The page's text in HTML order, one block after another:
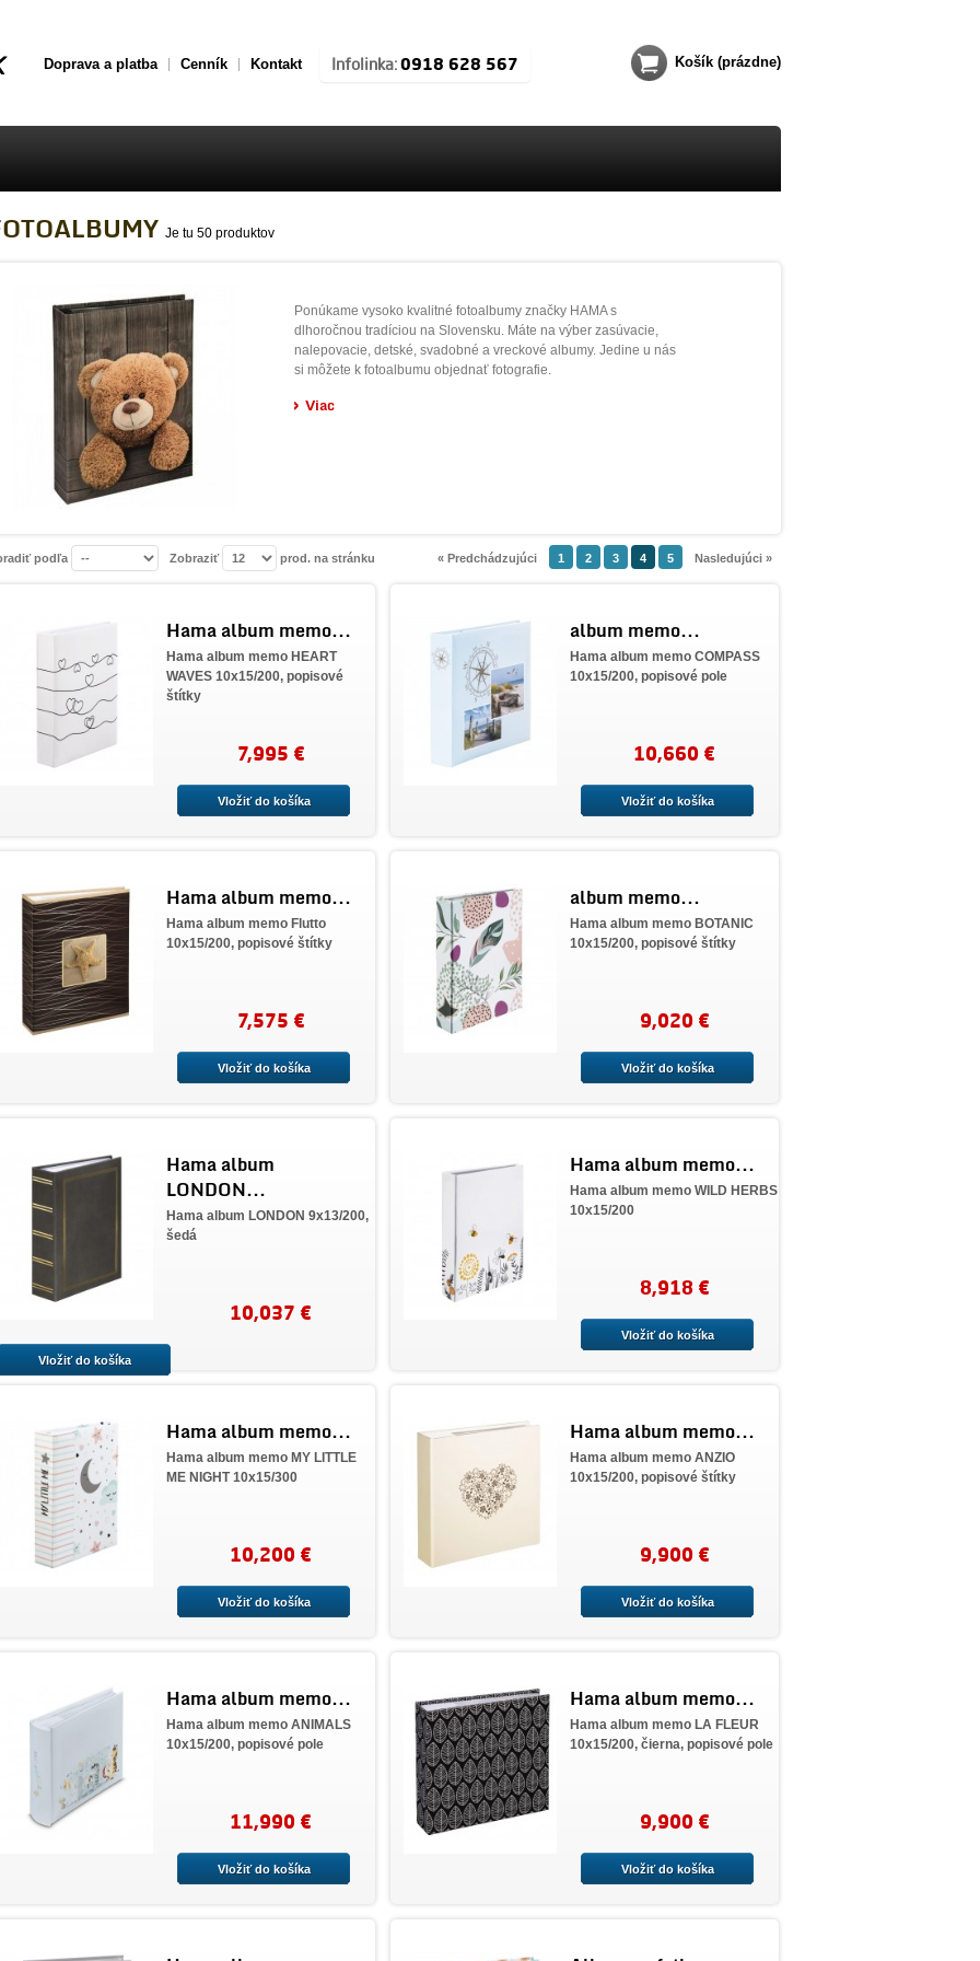
Doprava a platba Cenník Kontakt Infolinka:0918 628 567 Košík (prázdne)
Je tu 50 produktov
Ponúkame vysoko kvalitné fotoalbumy značky HAMA s
dlhoročnou tradíciou na Slovensku. Máte na výber zasúvacie,
nalepovacie, detské, svadobné a vreckové albumy. Jedine u nás
si môžete k fotoalbumu objednať fotografie.
Viac
« Predchádzujúci 1 2 3 4 5 Nasledujúci »
podľa Zobraziť prod. na stránku
Hama album memo...
Hama album memo HEART
WAVES 10x15/200, popisové
štítky
7,995 €
Vložiť do košíka
album memo...
Hama album memo COMPASS
10x15/200, popisové pole
10,660 €
Vložiť do košíka
Hama album memo...
Hama album memo Flutto
10x15/200, popisové štítky
7,575 €
Vložiť do košíka
album memo...
Hama album memo BOTANIC
10x15/200, popisové štítky
9,020 €
Vložiť do košíka
Hama album
LONDON...
Hama album LONDON 9x13/200,
šedá
10,037 €
Vložiť do košíka
Hama album memo...
Hama album memo WILD HERBS
10x15/200
8,918 €
Vložiť do košíka
Hama album memo...
Hama album memo MY LITTLE
ME NIGHT 10x15/300
10,200 €
Vložiť do košíka
Hama album memo...
Hama album memo ANZIO
10x15/200, popisové štítky
9,900 €
Vložiť do košíka
Hama album memo...
Hama album memo ANIMALS
10x15/200, popisové pole
11,990 €
Vložiť do košíka
Hama album memo...
Hama album memo LA FLEUR
10x15/200, čierna, popisové pole
9,900 €
Vložiť do košíka